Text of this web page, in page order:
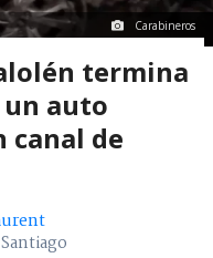
Carabineros
termina
auto
canal de